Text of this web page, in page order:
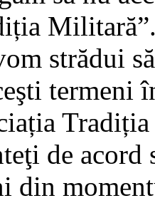
strădui
termeni
de acord
din